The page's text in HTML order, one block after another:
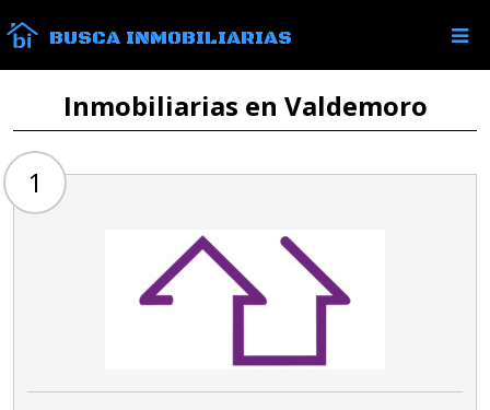
BUSCA INMOBILIARIAS
Inmobiliarias en Valdemoro
1